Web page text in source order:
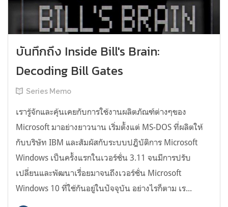
บันทึกถึง Inside Bill's Brain:
Decoding Bill Gates
Series Memo
เรารู้จักและคุ้นเคยกับการใช้งานผลิตภัณฑ์ต่างๆของ
Microsoft มาอย่างยาวนาน เริ่มตั้งแต่ MS-DOS ที่ผลิตให้
กับบริษัท IBM และสัมผัสกับระบบปฎิบัติการ Microsoft
Windows เป็นครั้งแรกในเวอร์ชั่น 3.11 จนมีการปรับ
เปลี่ยนและพัฒนาเรื่อยมาจนถึงเวอร์ชั่น Microsoft
Windows 10 ที่ใช้กันอยู่ในปัจจุบัน อย่างไรก็ตาม เร...